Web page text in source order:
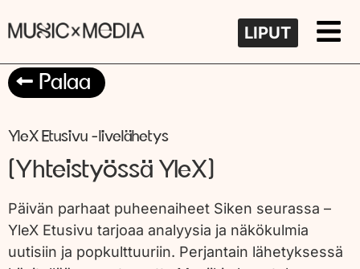
LIPUT
Palaa
YleX Etusivu -livelähetys
(Yhteistyössä YleX)
Päivän parhaat puheenaiheet Siken seurassa –
YleX Etusivu tarjoaa analyysia ja näkökulmia
uutisiin ja popkulttuuriin. Perjantain lähetyksessä